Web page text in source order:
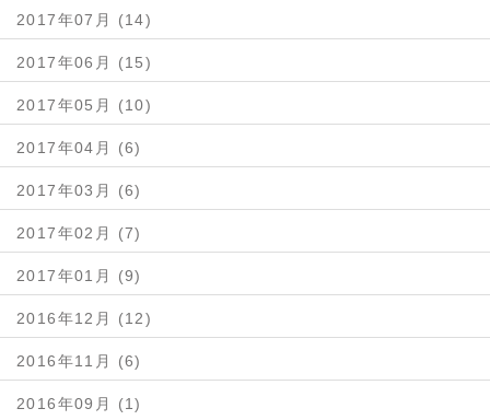
2017年07月 (14)
2017年06月 (15)
2017年05月 (10)
2017年04月 (6)
2017年03月 (6)
2017年02月 (7)
2017年01月 (9)
2016年12月 (12)
2016年11月 (6)
2016年09月 (1)